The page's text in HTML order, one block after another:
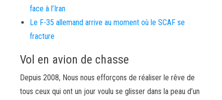
face à l’Iran
Le F-35 allemand arrive au moment où le SCAF se
fracture
Vol en avion de chasse
Depuis 2008, Nous nous efforçons de réaliser le rêve de
tous ceux qui ont un jour voulu se glisser dans la peau d’un